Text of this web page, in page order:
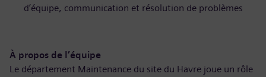
d’équipe, communication et résolution de problèmes
À propos de l’équipe
Le département Maintenance du site du Havre joue un rôle